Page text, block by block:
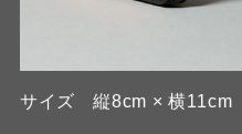
サイズ 縦8cm × 横11cm